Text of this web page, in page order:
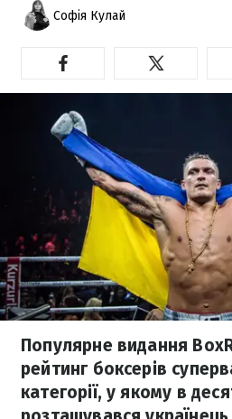
Софія Кулай
Популярне видання
рейтинг боксерів
категорії, у якому в